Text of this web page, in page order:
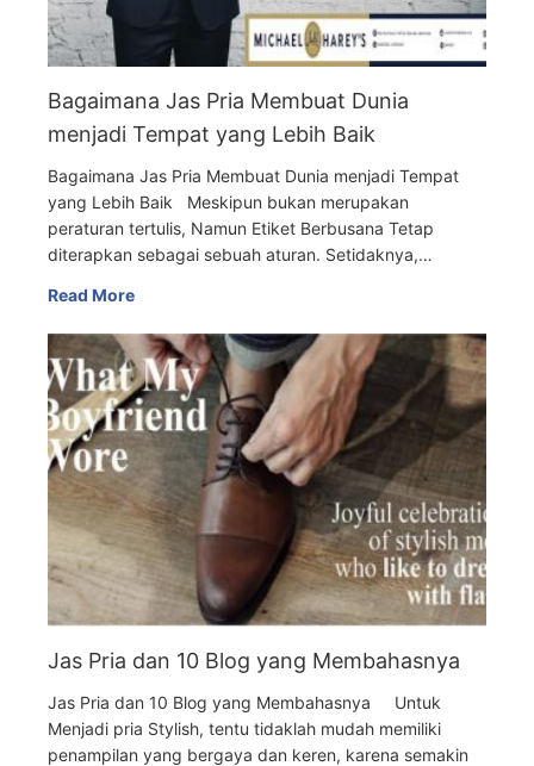
Bagaimana Jas Pria Membuat Dunia
menjadi Tempat yang Lebih Baik
Bagaimana Jas Pria Membuat Dunia menjadi Tempat
yang Lebih Baik Meskipun bukan merupakan
peraturan tertulis, Namun Etiket Berbusana Tetap
diterapkan sebagai sebuah aturan. Setidaknya,…
Read More
Jas Pria dan 10 Blog yang Membahasnya
Jas Pria dan 10 Blog yang Membahasnya Untuk
Menjadi pria Stylish, tentu tidaklah mudah memiliki
penampilan yang bergaya dan keren, karena semakin